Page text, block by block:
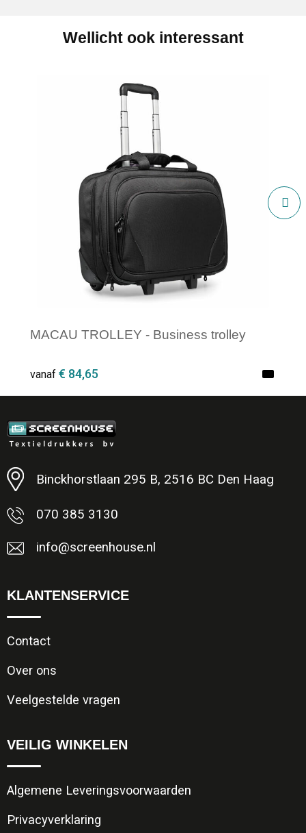
Wellicht ook interessant
MACAU TROLLEY - Business trolley
vanaf € 84,65
Minimale afname: 1
Binckhorstlaan 295 B, 2516 BC Den Haag
070 385 3130
info@screenhouse.nl
KLANTENSERVICE
Contact
Over ons
Veelgestelde vragen
VEILIG WINKELEN
Algemene Leveringsvoorwaarden
Privacyverklaring